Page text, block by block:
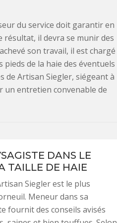
du service doit garantir en
il devra se munir des
son travail, il est chargé
de la haie des éventuels
de Artisan Siegler, siégeant à
un entretien convenable de
DANS LE
TAILLE DE HAIE
Siegler est le plus
Meneur dans sa
fournit des conseils avisés